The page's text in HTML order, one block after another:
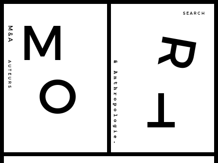
M
O
R
T
& Anthropologie.
M&A
AUTEURS
SEARCH